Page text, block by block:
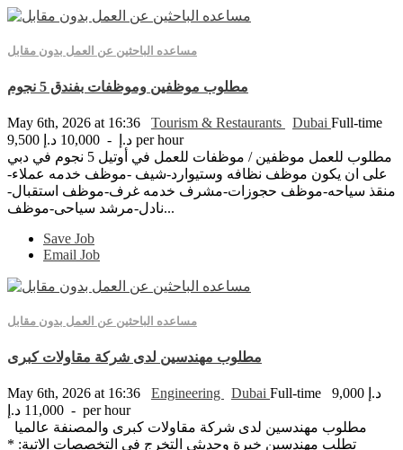
مساعده الباحثين عن العمل بدون مقابل
مطلوب موظفين وموظفات بفندق 5 نجوم
May 6th, 2026 at 16:36 Tourism & Restaurants Dubai Full-time
9,500 د.إ - 10,000 د.إ per hour
مطلوب للعمل موظفين / موظفات للعمل في أوتيل 5 نجوم في دبي
على ان يكون موظف نظافه وستيوارد-شيف -موظف خدمه عملاء-
منقذ سياحه-موظف حجوزات-مشرف خدمه غرف-موظف استقبال-
نادل-مرشد سياحى-موظف...
Save Job
Email Job
مساعده الباحثين عن العمل بدون مقابل
مطلوب مهندسين لدى شركة مقاولات كبرى
May 6th, 2026 at 16:36 Engineering Dubai Full-time
9,000 د.إ
- 11,000 د.إ per hour
تطلب مهندسين خبرة وحديثى التخرج فى التخصصات الاتية: *